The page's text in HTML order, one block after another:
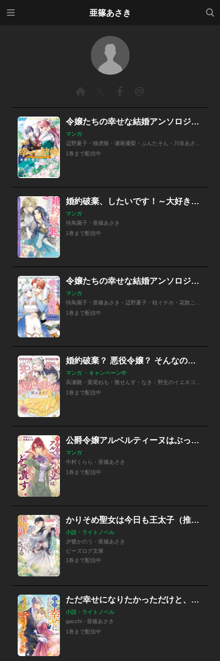
亜篠あさき
検索
令嬢たちの幸せな結婚アンソロジーコミック 貴方とならどこへでも
マンガ
1巻まで配信中
婚約破棄、したいです！～大好きな王子様の幸せのために、見事フラれてみせましょう～
マンガ
待鳥園子・亜篠あさき
1巻まで配信中
令嬢たちの幸せな結婚アンソロジーコミック こんな私でもいいですか？
マンガ
1巻まで配信中
婚約破棄？ 悪役令嬢？ そんなの笑い飛ばしてハッピーエンドを掴みます！ アンソロジーコミック
マンガ ・キャンペーン中
1巻まで配信中
公爵令嬢アルベルティーヌはぶっ潰す！
マンガ
中村くらら・亜篠あさき
1巻まで配信中
かりそめ聖女は今日も王太子（推し）に求婚される
小説・ライトノベル
夕鷺かのう・亜篠あさき
ビーズログ文庫
1巻まで配信中
ただ幸せになりたかっただけと、あなたたちは言うけれど
小説・ライトノベル
gacchi・亜篠あさき
1巻まで配信中